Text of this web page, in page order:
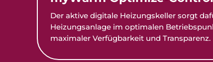
Der aktive digitale Heizungskeller sorgt
Heizungsanlage im optimalen
maximaler Verfügbarkeit und Transparenz.